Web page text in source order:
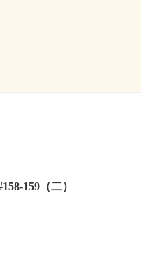
159（二）